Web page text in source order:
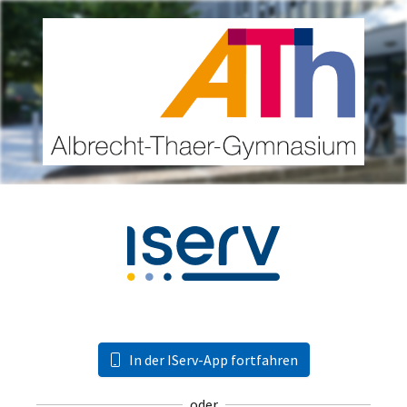
In der IServ-App fortfahren